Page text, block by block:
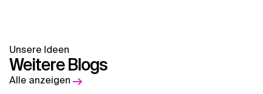
Unsere Ideen
Weitere Blogs
Alle anzeigen